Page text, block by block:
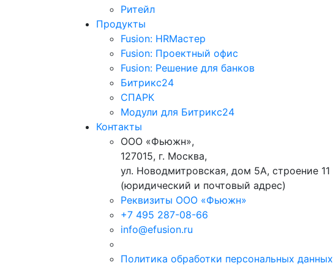
Ритейл
Продукты
Fusion: HRМастер
Fusion: Проектный офис
Fusion: Решение для банков
Битрикс24
СПАРК
Модули для Битрикс24
Контакты
ООО «Фьюжн»,
127015, г. Москва,
ул. Новодмитровская, дом 5А, строение 11
(юридический и почтовый адрес)
Реквизиты ООО «Фьюжн»
+7 495 287-08-66
info@efusion.ru
Политика обработки персональных данных